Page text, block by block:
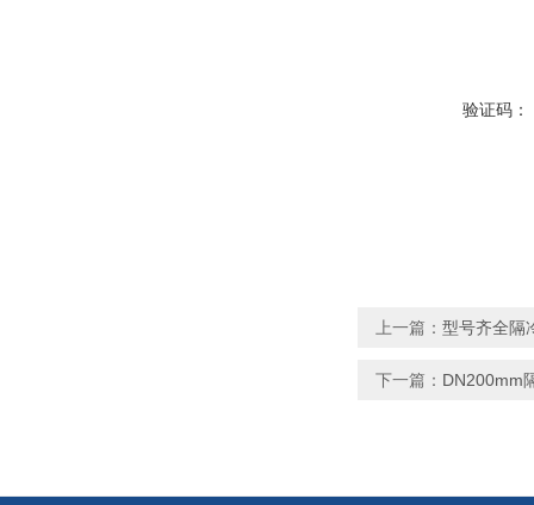
验证码：
上一篇： 型号齐全隔
下一篇： DN200mm